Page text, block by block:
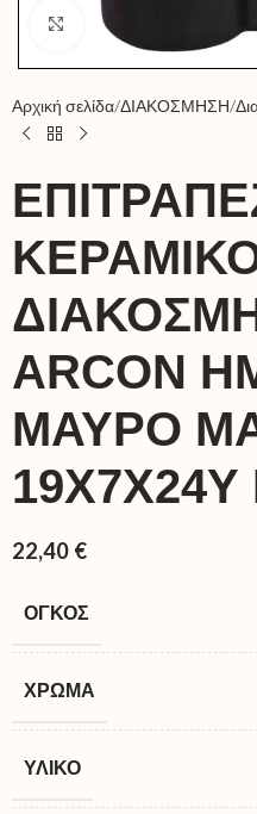
Click to enlarge
Αρχική σελίδα ΔΙΑΚΟΣΜΗΣΗ
ARCON
ΜΑΥΡΟ
22,40 €
ΌΓΚΟΣ
ΧΡΏΜΑ
ΥΛΙΚΌ